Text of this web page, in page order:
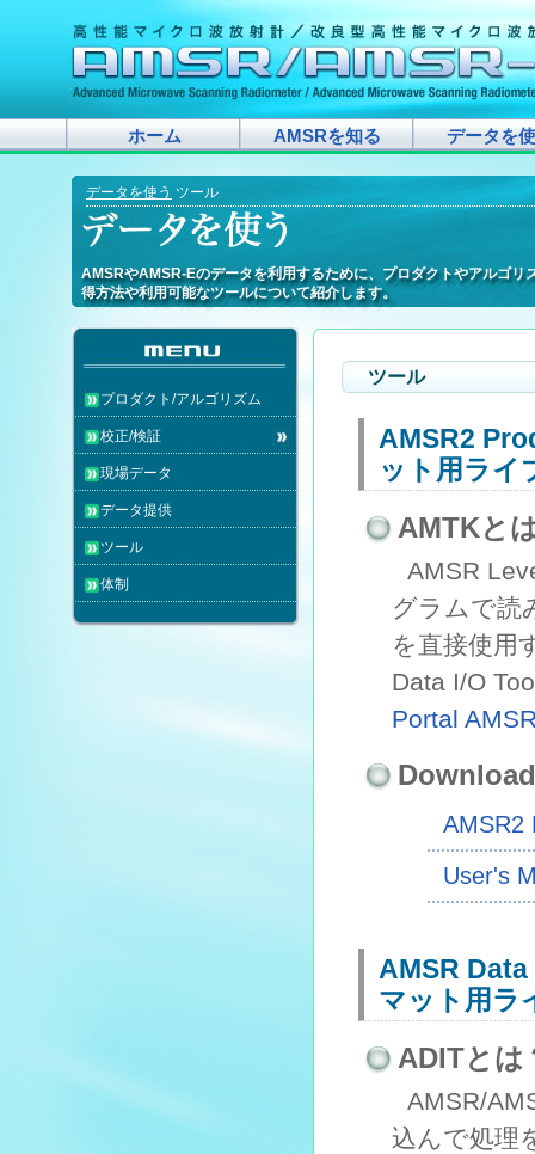
ホーム AMSRを知る データを
データを使う ツール
AMSRやAMSR-Eのデータを利用するために、プロダクトやアルゴリ
得方法や利用可能なツールについて紹介します。
AMSRやAMSR-Eのデータを利用するために、プロダクトやアルゴリ
得方法や利用可能なツールについて紹介します。
AMSRやAMSR-Eのデータを利用するために、プロダクトやアルゴ
得方法や利用可能なツールについて紹介します。
AMSRやAMSR-Eのデータを利用するために、プロダクトやアルゴ
得方法や利用可能なツールについて紹介します。
AMSRやAMSR-Eのデータを利用するために、プロダクトやアルゴ
得方法や利用可能なツールについて紹介します。
AMSRやAMSR-Eのデータを利用するために、プロダクトやアルゴリ
得方法や利用可能なツールについて紹介します。
AMSRやAMSR-Eのデータを利用するために、プロダクトやアルゴ
得方法や利用可能なツールについて紹介します。
AMSRやAMSR-Eのデータを利用するために、プロダクトやアルゴ
得方法や利用可能なツールについて紹介します。
AMSRやAMSR-Eのデータを利用するために、プロダクトやアルゴリ
得方法や利用可能なツールについて紹介します。
AMSRやAMSR-Eのデータを利用するために、プロダクトやアルゴリ
得方法や利用可能なツールについて紹介します。
AMSRやAMSR-Eのデータを利用するために、プロダクトやアルゴリ
得方法や利用可能なツールについて紹介します。
AMSRやAMSR-Eのデータを利用するために、プロダクトやアルゴ
得方法や利用可能なツールについて紹介します。
AMSRやAMSR-Eのデータを利用するために、プロダクトやアルゴリ
得方法や利用可能なツールについて紹介します。
AMSRやAMSR-Eのデータを利用するために、プロダクトやアルゴリ
得方法や利用可能なツールについて紹介します。
AMSRやAMSR-Eのデータを利用するために、プロダクトやアルゴリ
得方法や利用可能なツールについて紹介します。
AMSRやAMSR-Eのデータを利用するために、プロダクトやアルゴリ
得方法や利用可能なツールについて紹介します。
AMSRやAMSR-Eのデータを利用するために、プロダクトやアルゴリ
得方法や利用可能なツールについて紹介します。
AMSRやAMSR-Eのデータを利用するために、プロダクトやアルゴリ
得方法や利用可能なツールについて紹介します。
プロダクト/アルゴリズム
校正/検証
現場データ
データ提供
ツール
体制
ツール
AMSR2
ット用ライ
AMTKと
AMSR
グラムで読
を直接使用
Data I/O
Portal
Download
AMSR2
User's
AMSR
マット用ラ
ADITとは
AMSR/
込んで処理